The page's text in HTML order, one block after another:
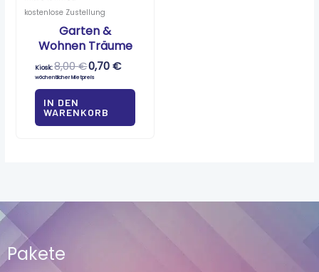
kostenlose Zustellung
Garten &
Wohnen Träume
Kiosk:8,00€0,70€
wöchentlicher Mietpreis
IN DEN
WARENKORB
Pakete